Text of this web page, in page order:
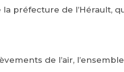
préfecture de l’Hérault,
de l’air,